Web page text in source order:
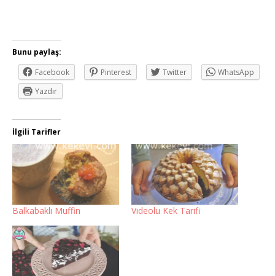
Bunu paylaş:
Facebook
Pinterest Twitter
WhatsApp
Yazdır
İlgili Tarifler
Balkabaklı Muffin Videolu Kek Tarifi